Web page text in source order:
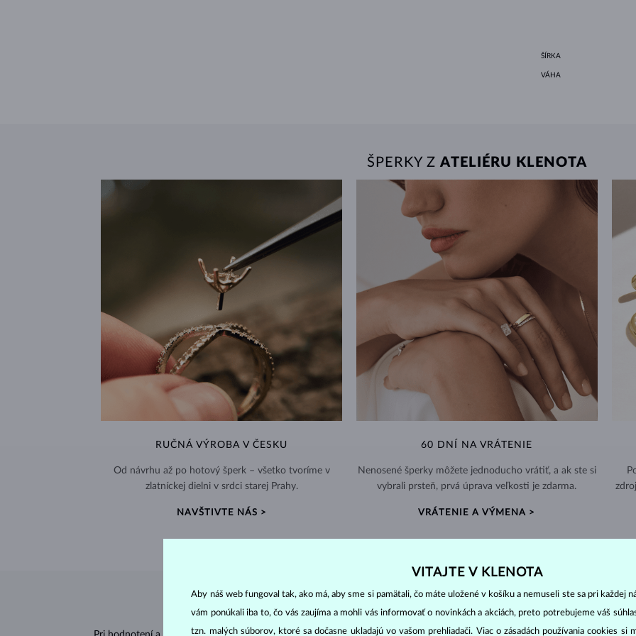
ŠÍRKA
VÁHA
ŠPERKY Z ATELIÉRU KLENOTA
RUČNÁ VÝROBA V ČESKU
Od návrhu až po hotový šperk – všetko tvoríme v
zlatníckej dielni v srdci starej Prahy.
NAVŠTIVTE NÁS >
60 DNÍ NA VRÁTENIE
Nenosené šperky môžete jednoducho vrátiť, a ak ste si
vybrali prsteň, prvá úprava veľkosti je zdarma.
VRÁTENIE A VÝMENA >
DIAMANTOVÉŠPERKY
VITAJTE V KLENOTA
Aby náš web fungoval tak, ako má, aby sme si pamätali, čo máte uložené v košíku a nemuseli ste sa pri každej
vám ponúkali iba to, čo vás zaujíma a mohli vás informovať o novinkách a akciách, preto potrebujeme váš
tzn. malých súborov, ktoré sa dočasne ukladajú vo vašom prehliadači. Viac o zásadách používania cookies si